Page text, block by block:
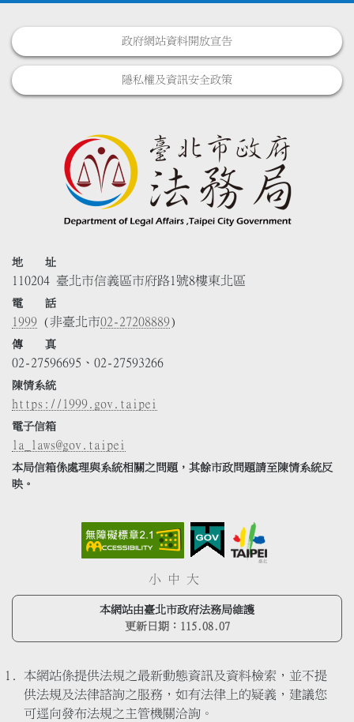
政府網站資料開放宣告
隱私權及資訊安全政策
地 址
110204 臺北市信義區市府路1號8樓東北區
電 話
1999 (非臺北市02-27208889)
傳 真
02-27596695、02-27593266
陳情系統
https://1999.gov.taipei
電子信箱
la_laws@gov.taipei
本局信箱係處理與系統相關之問題，其餘市政問題請至陳情系統反
映。
小 中 大
本網站由臺北市政府法務局維護
更新日期： 115.08.07
本網站係提供法規之最新動態資訊及資料檢索，並不提
供法規及法律諮詢之服務，如有法律上的疑義，建議您
可逕向發布法規之主管機關洽詢。